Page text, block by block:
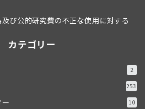
び公的研究費の不正な使用に対する
カテゴリー
2
253
10